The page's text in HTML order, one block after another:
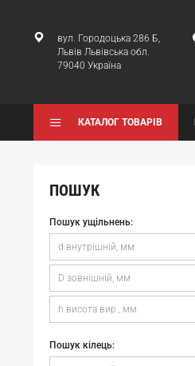
вул. Городоцька 286 Б,
Львів Львівська обл.
79040 Україна
КАТАЛОГ ТОВАРІВ
ПОШУК
Пошук ущільнень:
Пошук кілець: